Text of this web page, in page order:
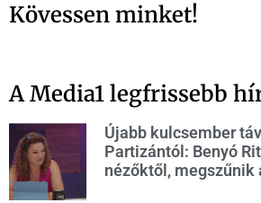
Kövessen minket!
A Media1 legfrissebb
Újabb kulcsember
Partizántól: Benyó
nézőktől, megszűnik